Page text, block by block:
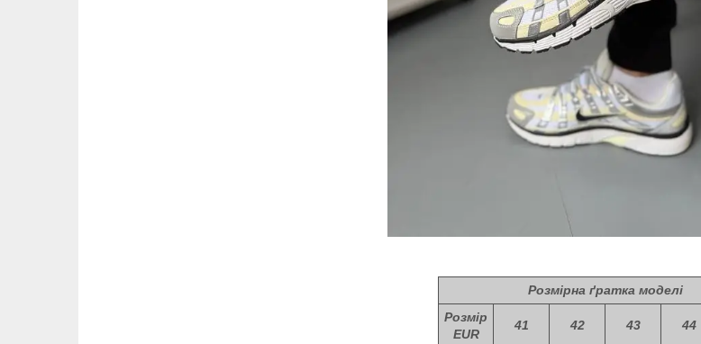
Розмірна ґратка моделі
Розмір
EUR
41 42 43 44